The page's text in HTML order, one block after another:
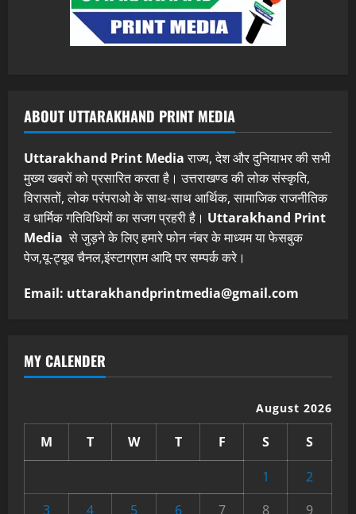
ABOUT UTTARAKHAND PRINT MEDIA
Uttarakhand Print Mediaराज्य, देश और दुनियाभर की सभी
मुख्य खबरों को प्रसारित करता है। उत्तराखण्ड की लोक संस्कृति,
विरासतों, लोक परंपराओ के साथ-साथ आर्थिक, सामाजिक राजनीतिक
व धार्मिक गतिविधियों का सजग प्रहरी है। Uttarakhand Print
Media से जुड़ने के लिए हमारे फोन नंबर के माध्यम या फेसबुक
पेज,यू-ट्यूब चैनल,इंस्टाग्राम आदि पर सम्पर्क करे।
Email: uttarakhandprintmedia@gmail.com
MY CALENDER
August 2026
M T W T F S
S
1
2
3
4 5 6 7 8 9